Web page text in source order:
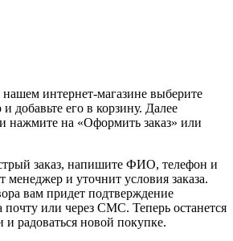
интернет-магазине выберите
добавьте его в корзину. Далее
нажмите на «Оформить заказ» или
заказ, напишите ФИО, телефон и
менеджер и уточнит условия заказа.
вам придет подтверждение
почту или через СМС. Теперь останется
и радоваться новой покупке.